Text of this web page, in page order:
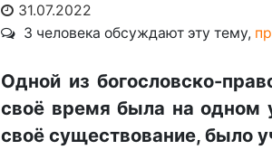
31.07.2022
3 человека обсуждают эту тему,
Одной из богословско-
своё время была на одном
своё существование, было